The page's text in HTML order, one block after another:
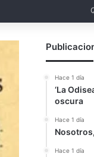
Hace 1 día
‘La
oscura
Hace 1 día
Hace 1 día